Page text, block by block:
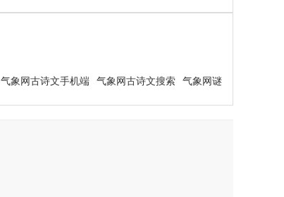
气象网古诗文手机端 气象网古诗文搜索
气象网谜